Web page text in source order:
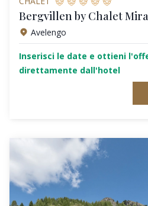
Bergvillen by Chalet
Avelengo
Inserisci le date e ottieni
direttamente dall'hotel